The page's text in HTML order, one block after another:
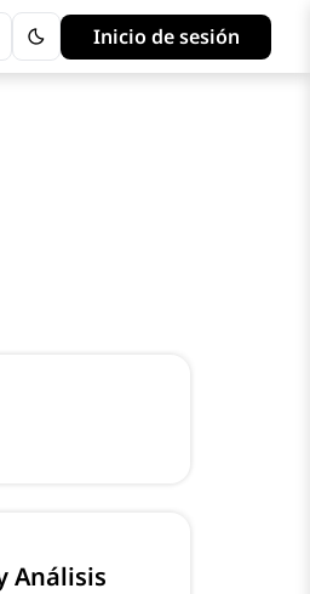
Inicio de sesión
Análisis